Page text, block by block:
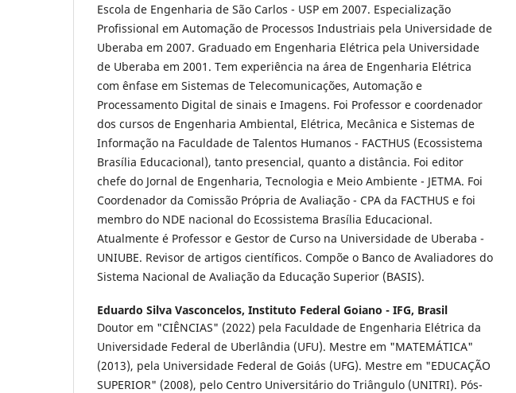
Escola de Engenharia de São Carlos - USP em 2007. Especialização
Profissional em Automação de Processos Industriais pela Universidade de
Uberaba em 2007. Graduado em Engenharia Elétrica pela Universidade
de Uberaba em 2001. Tem experiência na área de Engenharia Elétrica
com ênfase em Sistemas de Telecomunicações, Automação e
Processamento Digital de sinais e Imagens. Foi Professor e coordenador
dos cursos de Engenharia Ambiental, Elétrica, Mecânica e Sistemas de
Informação na Faculdade de Talentos Humanos - FACTHUS (Ecossistema
Brasília Educacional), tanto presencial, quanto a distância. Foi editor
chefe do Jornal de Engenharia, Tecnologia e Meio Ambiente - JETMA. Foi
Coordenador da Comissão Própria de Avaliação - CPA da FACTHUS e foi
membro do NDE nacional do Ecossistema Brasília Educacional.
Atualmente é Professor e Gestor de Curso na Universidade de Uberaba -
UNIUBE. Revisor de artigos científicos. Compõe o Banco de Avaliadores do
Sistema Nacional de Avaliação da Educação Superior (BASIS).
Eduardo Silva Vasconcelos, Instituto Federal Goiano - IFG, Brasil
Doutor em "CIÊNCIAS" (2022) pela Faculdade de Engenharia Elétrica da
Universidade Federal de Uberlândia (UFU). Mestre em "MATEMÁTICA"
(2013), pela Universidade Federal de Goiás (UFG). Mestre em "EDUCAÇÃO
SUPERIOR" (2008), pelo Centro Universitário do Triângulo (UNITRI). Pós-